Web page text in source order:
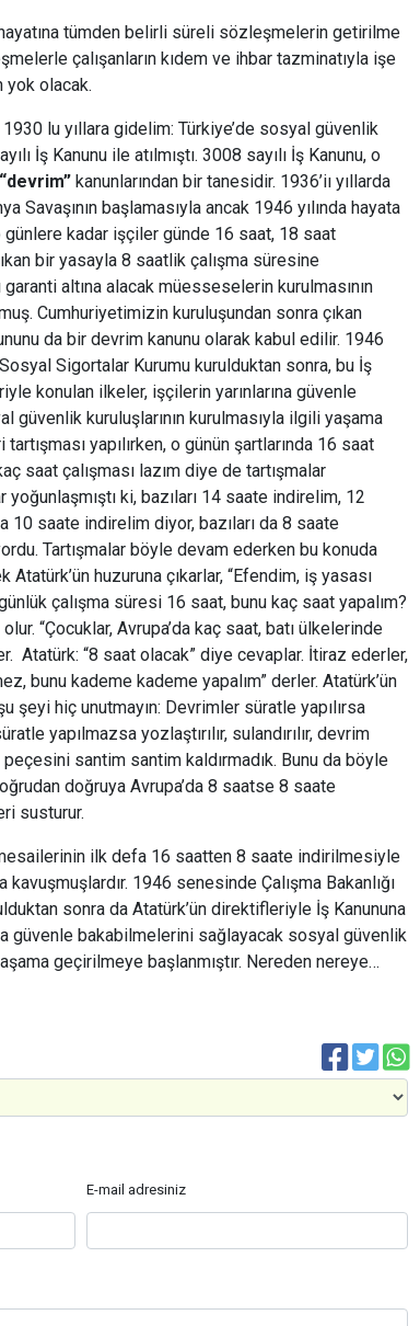
tümden belirli süreli sözleşmelerin getirilme
çalışanların kıdem ve ihbar tazminatıyla işe
yok olacak.
lu yıllara gidelim: Türkiye’de sosyal güvenlik
İş Kanunu ile atılmıştı. 3008 sayılı İş Kanunu, o
“devrim” kanunlarından bir tanesidir. 1936’iı yıllarda
Savaşının başlamasıyla ancak 1946 yılında hayata
günlere kadar işçiler günde 16 saat, 18 saat
bir yasayla 8 saatlik çalışma süresine
garanti altına alacak müesseselerin kurulmasının
Cumhuriyetimizin kuruluşundan sonra çıkan
da bir devrim kanunu olarak kabul edilir. 1946
Sigortalar Kurumu kurulduktan sonra, bu İş
konulan ilkeler, işçilerin yarınlarına güvenle
kuruluşlarının kurulmasıyla ilgili yaşama
yapılırken, o günün şartlarında 16 saat
saat çalışması lazım diye de tartışmalar
yoğunlaşmıştı ki, bazıları 14 saate indirelim, 12
10 saate indirelim diyor, bazıları da 8 saate
Tartışmalar böyle devam ederken bu konuda
Atatürk’ün huzuruna çıkarlar, “Efendim, iş yasası
çalışma süresi 16 saat, bunu kaç saat yapalım?
“Çocuklar, Avrupa’da kaç saat, batı ülkelerinde
Atatürk: “8 saat olacak” diye cevaplar. İtiraz ederler,
bunu kademe kademe yapalım” derler. Atatürk’ün
şeyi hiç unutmayın: Devrimler süratle yapılırsa
yapılmazsa yozlaştırılır, sulandırılır, devrim
santim santim kaldırmadık. Bunu da böyle
doğruya Avrupa’da 8 saatse 8 saate
susturur.
ilk defa 16 saatten 8 saate indirilmesiyle
kavuşmuşlardır. 1946 senesinde Çalışma Bakanlığı
sonra da Atatürk’ün direktifleriyle İş Kanununa
güvenle bakabilmelerini sağlayacak sosyal güvenlik
geçirilmeye başlanmıştır. Nereden nereye…
E-mail adresiniz